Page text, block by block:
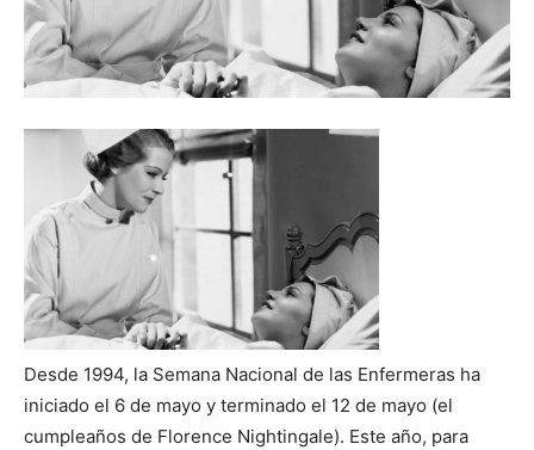
Desde 1994, la Semana Nacional de las Enfermeras ha
iniciado el 6 de mayo y terminado el 12 de mayo (el
cumpleaños de Florence Nightingale). Este año, para